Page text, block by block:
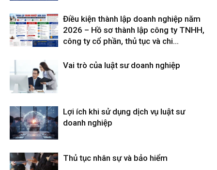
Điều kiện thành lập doanh nghiệp năm
2026 – Hồ sơ thành lập công ty TNHH,
công ty cổ phần, thủ tục và chi...
Vai trò của luật sư doanh nghiệp
Lợi ích khi sử dụng dịch vụ luật sư
doanh nghiệp
Thủ tục nhân sự và bảo hiểm